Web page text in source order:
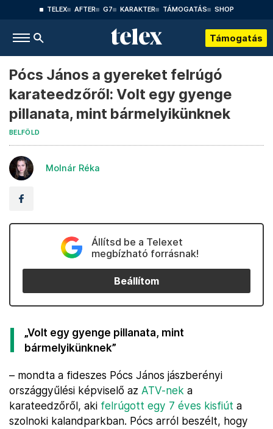
TELEX AFTER G7 KARAKTER TÁMOGATÁS SHOP
Támogatás
Pócs János a gyereket felrúgó
karateedzőről: Volt egy gyenge
pillanata, mint bármelyikünknek
BELFÖLD
Molnár Réka
Állítsd be a Telexet
megbízható forrásnak!
Beállítom
„Volt egy gyenge pillanata, mint
bármelyikünknek”
– mondta a fideszes Pócs János jászberényi
országgyűlési képviselő az ATV-nek a
karateedzőről, aki felrúgott egy 7 éves kisfiút a
szolnoki kalandparkban. Pócs arról beszélt, hogy